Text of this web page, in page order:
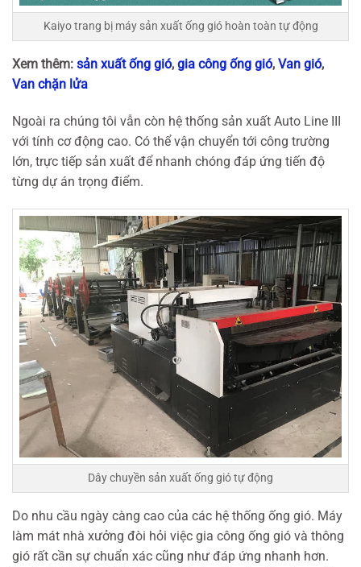
Kaiyo trang bị máy sản xuất ống gió hoàn toàn tự động
Xem thêm: sản xuất ống gió, gia công ống gió, Van gió,
Van chặn lửa
Ngoài ra chúng tôi vẫn còn hệ thống sản xuất Auto Line III
với tính cơ động cao. Có thể vận chuyển tới công trường
lớn, trực tiếp sản xuất để nhanh chóng đáp ứng tiến độ
từng dự án trọng điểm.
Dây chuyền sản xuất ống gió tự động
Do nhu cầu ngày càng cao của các hệ thống ống gió. Máy
làm mát nhà xưởng đòi hỏi việc gia công ống gió và thông
gió rất cần sự chuẩn xác cũng như đáp ứng nhanh hơn.